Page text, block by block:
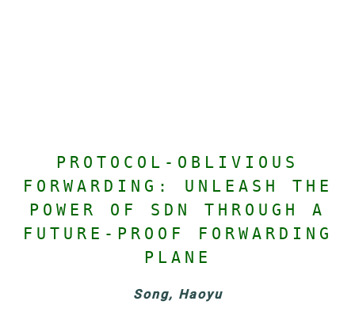
PROTOCOL-OBLIVIOUS
FORWARDING: UNLEASH THE
POWER OF SDN THROUGH A
FUTURE-PROOF FORWARDING
PLANE
Song, Haoyu